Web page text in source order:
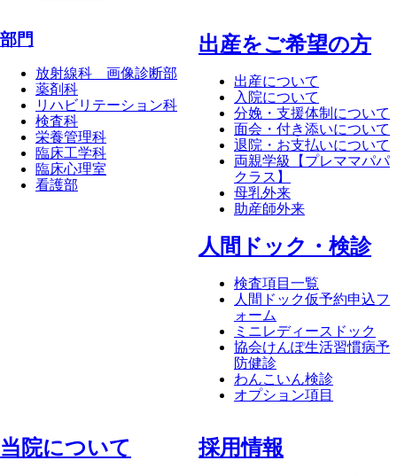
部門
放射線科 画像診断部
薬剤科
リハビリテーション科
検査科
栄養管理科
臨床工学科
臨床心理室
看護部
出産をご希望の方
出産について
入院について
分娩・支援体制について
面会・付き添いについて
退院・お支払いについて
両親学級【プレママパパ
クラス】
母乳外来
助産師外来
⼈間ドック・検診
検査項目一覧
人間ドック仮予約申込フ
ォーム
ミニレディースドック
協会けんぽ生活習慣病予
防健診
わんこいん検診
オプション項目
当院について 採⽤情報